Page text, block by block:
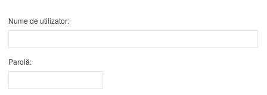
Nume de utilizator:
Parolă: